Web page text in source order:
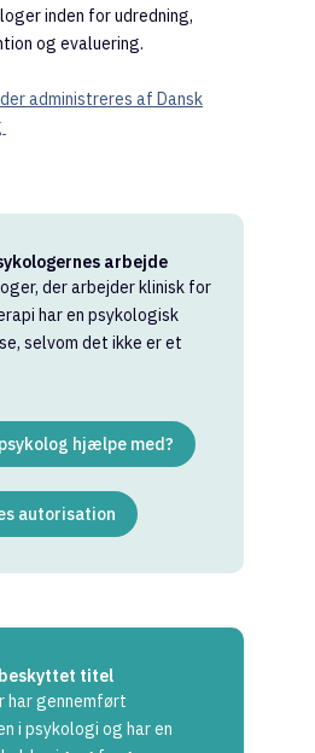
inden for udredning,
og evaluering.
administreres af Dansk
arbejde
der arbejder klinisk for
har en psykologisk
selvom det ikke er et
hjælpe med?
autorisation
beskyttet titel
har gennemført
i psykologi og har en